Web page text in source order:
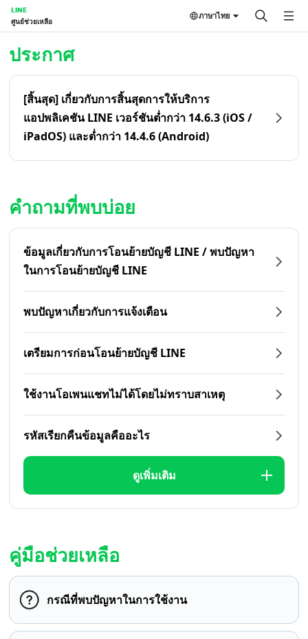
LINE
ศูนย์ช่วยเหลือ
ภาษาไทย
ประกาศ
[สิ้นสุด] เกี่ยวกับการสิ้นสุดการให้บริการ
แอปพลิเคชัน LINE เวอร์ชันต่ำกว่า 14.6.3 (iOS /
iPadOS) และต่ำกว่า 14.4.6 (Android)
คำถามที่พบบ่อย
ข้อมูลเกี่ยวกับการโอนย้ายบัญชี LINE / พบปัญหา
ในการโอนย้ายบัญชี LINE
พบปัญหาเกี่ยวกับการแจ้งเตือน
เตรียมการก่อนโอนย้ายบัญชี LINE
ใช้งานโอเพนแชทไม่ได้โดยไม่ทราบสาเหตุ
รหัสเรียกคืนข้อมูลคืออะไร
ดูเพิ่มเติม
คู่มือช่วยเหลือ
กรณีที่พบปัญหาในการใช้งาน